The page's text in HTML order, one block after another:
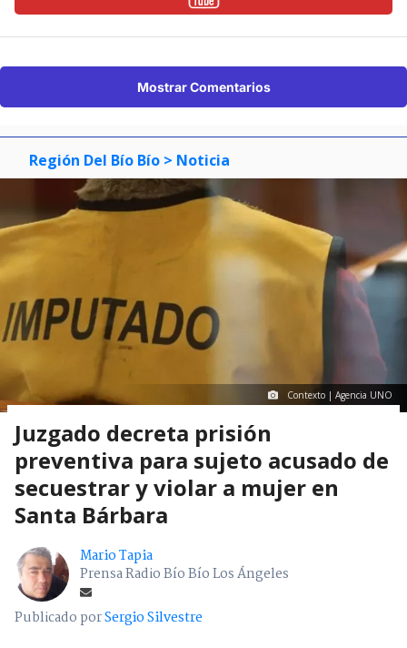
Mostrar Comentarios
Región Del Bío Bío > Noticia
Contexto | Agencia UNO
Juzgado decreta prisión
preventiva para sujeto acusado de
secuestrar y violar a mujer en
Santa Bárbara
Mario Tapia
Prensa Radio Bío Bío Los Ángeles
Publicado porSergio Silvestre